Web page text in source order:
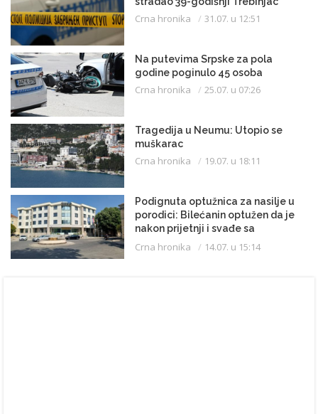
Crna hronika 31.07. u 12:51
Na putevima Srpske za pola
godine poginulo 45 osoba
Crna hronika 25.07. u 07:26
Tragedija u Neumu: Utopio se
muškarac
Crna hronika 19.07. u 18:11
Podignuta optužnica za nasilje u
porodici: Bilećanin optužen da je
nakon prijetnji i svađe sa
partnerkom zapalio kuću
Crna hronika 14.07. u 15:14